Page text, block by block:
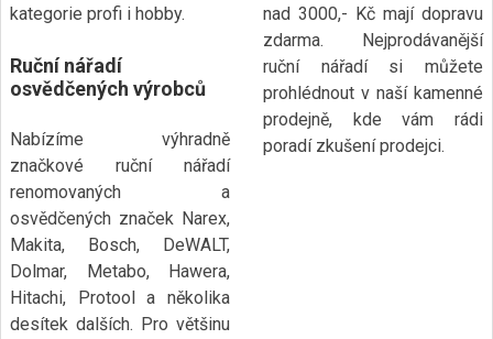
kategorie profi i hobby.
Ruční nářadí
osvědčených výrobců
Nabízíme výhradně
značkové ruční nářadí
renomovaných a
osvědčených značek Narex,
Makita, Bosch, DeWALT,
Dolmar, Metabo, Hawera,
Hitachi, Protool a několika
desítek dalších. Pro většinu
nad 3000,- Kč mají dopravu
zdarma. Nejprodávanější
ruční nářadí si můžete
prohlédnout v naší kamenné
prodejně, kde vám rádi
poradí zkušení prodejci.